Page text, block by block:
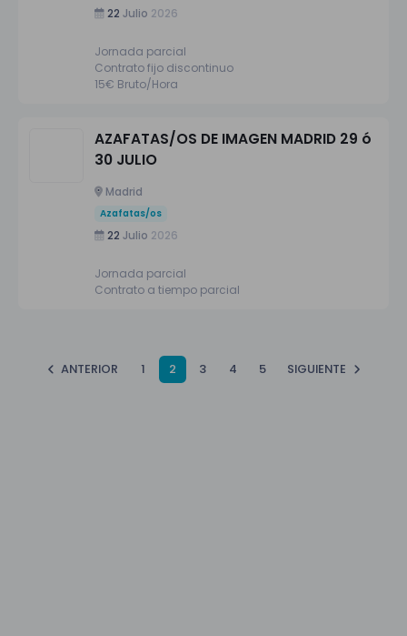
22 Julio 2026
Jornada parcial
Contrato fijo discontinuo
15€ Bruto/Hora
AZAFATAS/OS DE IMAGEN MADRID 29 ó
30 JULIO
Madrid
Azafatas/os
22 Julio 2026
Jornada parcial
Contrato a tiempo parcial
ANTERIOR 1 2 3 4 5 SIGUIENTE